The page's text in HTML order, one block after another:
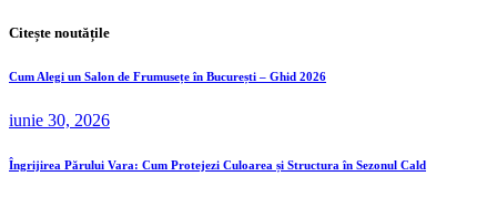
Citește noutățile
Cum Alegi un Salon de Frumusețe în București – Ghid 2026
iunie 30, 2026
Îngrijirea Părului Vara: Cum Protejezi Culoarea și Structura în Sezonul Cald